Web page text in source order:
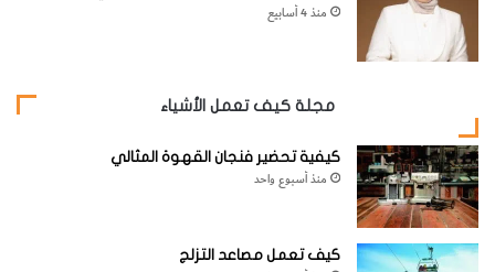
منذ 4 أسابيع
مجلة كيف تعمل الأشياء
كيفية تحضير فنجان القهوة المثالي
منذ أسبوع واحد
كيف تعمل مصاعد التزلج